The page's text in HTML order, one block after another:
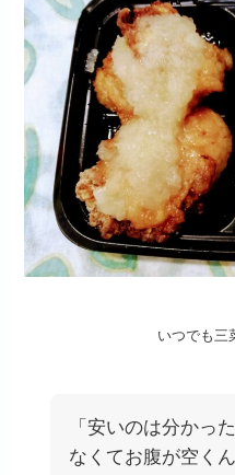
いつでも三
「安いのは分かっ
なくてお腹が空く